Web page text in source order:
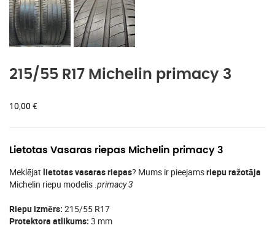
215/55 R17 Michelin primacy 3
10,00 €
Lietotas Vasaras riepas Michelin primacy 3
Meklējat lietotas vasaras riepas? Mums ir pieejamsriepu ražotāja
Michelin riepu modelis .primacy 3
Riepu izmērs: 215/55 R17
Protektora atlikums: 3 mm